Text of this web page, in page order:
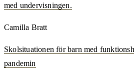
med undervisningen.
Camilla Bratt
Skolsituationen för barn med
pandemin